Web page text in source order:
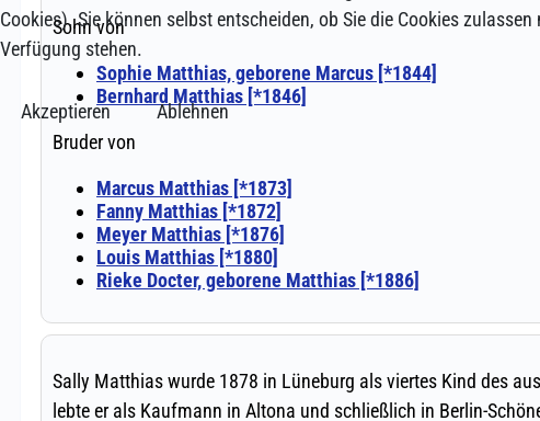
Cookies). Sie können selbst entscheiden, ob Sie die Cookies
Verfügung stehen.
Akzeptieren
Ablehnen